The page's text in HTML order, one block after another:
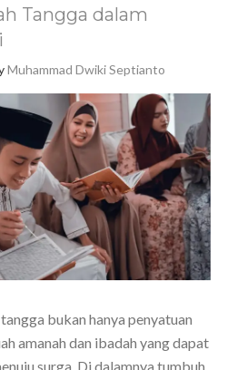
Tangga dalam
Muhammad Dwiki Septianto
bukan hanya penyatuan
amanah dan ibadah yang dapat
surga. Di dalamnya tumbuh